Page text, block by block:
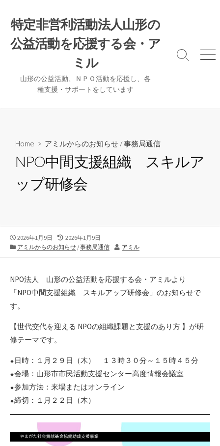
特定非営利活動法人山形の
公益活動を応援する会・ア
ミル
山形の公益活動、ＮＰＯ活動を応援し、各
種支援・サポートをしています
検
メ
Home > アミルからのお知らせ /事務局通信
NPO中間支援組織 スキルア
ップ研修会
公
開
2026年1月9日
最
終
日
2026年1月9日
カ
ー
アミルからのお知らせ /事務局通信
作
アミル
NPO法人 山形の公益活動を応援する会・アミルより
「NPO中間支援組織 スキルアップ研修会」のお知らせで
す。
【世代交代を迎える NPOの組織課題と支援のあり方 】が研
修テーマです。
⬥日時：１月２９日（木） １３時３０分～１５時４５分
⬥会場：山形市市民活動支援センター高度情報会議室
⬥参加方法：来場またはオンライン
⬥締切：１月２２日（木）